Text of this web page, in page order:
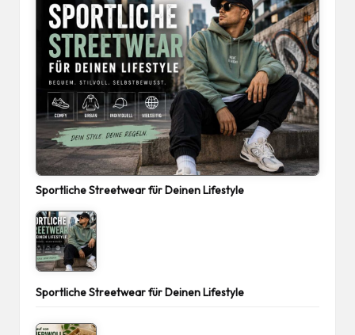
Sportliche Streetwear für Deinen Lifestyle
Sportliche Streetwear für Deinen Lifestyle